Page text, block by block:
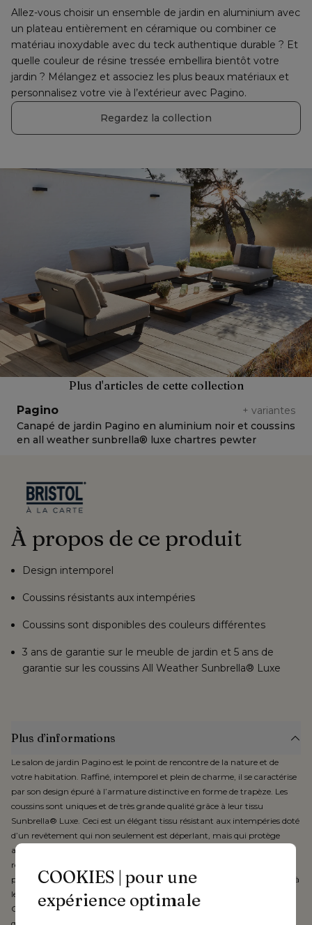
COOKIES | pour une
expérience optimale
Allez-vous choisir un ensemble de jardin en aluminium avec
un plateau entièrement en céramique ou combiner ce
matériau inoxydable avec du teck authentique durable ? Et
quelle couleur de résine tressée embellira bientôt votre
jardin ? Mélangez et associez les plus beaux matériaux et
personnalisez votre vie à l’extérieur avec Pagino.
Regardez la collection
Plus d'articles de cette collection
Pagino + variantes
Canapé de jardin Pagino en aluminium noir et coussins
en all weather sunbrella® luxe chartres pewter
À propos de ce produit
Design intemporel
Coussins résistants aux intempéries
Coussins sont disponibles des couleurs différentes
3 ans de garantie sur le meuble de jardin et 5 ans de
garantie sur les coussins All Weather Sunbrella® Luxe
Plus d’informations
Le salon de jardin Pagino est le point de rencontre de la nature et de
votre habitation. Raffiné, intemporel et plein de charme, il se caractérise
par son design épuré à l’armature distinctive en forme de trapèze. Les
coussins sont uniques et de très grande qualité grâce à leur tissu
Sunbrella® Luxe. Ceci est un élégant tissu résistant aux intempéries doté
d’un revêtement qui non seulement est déperlant, mais qui protège
aussi contre la saleté, les taches et les liquides. Les tissus Sunbrella® Luxe
résistent au vent et à la pluie, peuvent rester dehors toute l’année et, de
plus, ne décolorent pas et ne s’usent pas pendant très longtemps grâce à
leur fibre acrylique teintée dans la masse. Dans la gamme Bristol À La
Carte, le tissu respirant est associé à une double couche de mousse «